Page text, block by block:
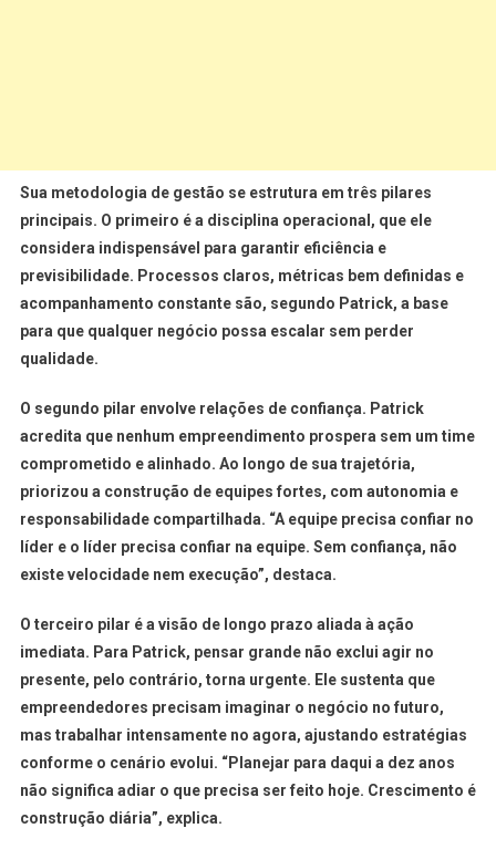
Sua metodologia de gestão se estrutura em três pilares
principais. O primeiro é a disciplina operacional , que ele
considera indispensável para garantir eficiência e
previsibilidade. Processos claros, métricas bem definidas e
acompanhamento constante são, segundo Patrick, a base
para que qualquer negócio possa escalar sem perder
qualidade.
O segundo pilar envolve relações de confiança. Patrick
acredita que nenhum empreendimento prospera sem um time
comprometido e alinhado. Ao longo de sua trajetória,
priorizou a construção de equipes fortes, com autonomia e
responsabilidade compartilhada. “A equipe precisa confiar no
líder e o líder precisa confiar na equipe. Sem confiança, não
existe velocidade nem execução”, destaca.
O terceiro pilar é a visão de longo prazo aliada à ação
imediata. Para Patrick, pensar grande não exclui agir no
presente, pelo contrário, torna urgente. Ele sustenta que
empreendedores precisam imaginar o negócio no futuro,
mas trabalhar intensamente no agora, ajustando estratégias
conforme o cenário evolui. “Planejar para daqui a dez anos
não significa adiar o que precisa ser feito hoje. Crescimento é
construção diária”, explica.